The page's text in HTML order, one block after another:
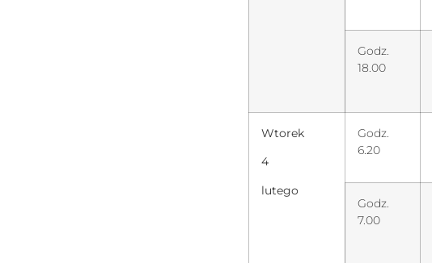
Godz.
18.00
Wtorek
4
lutego
Godz.
6.20
Godz.
7.00